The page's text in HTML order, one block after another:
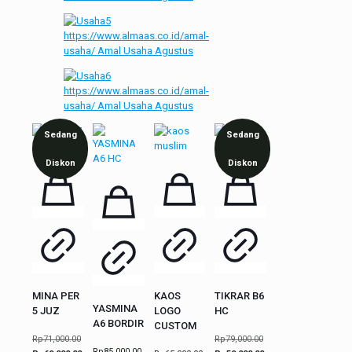
Sedang
Diskon
MINA PER
5 JUZ
Rp71,000.00Harga
YASMINA
A6 BORDIR
KAOS
LOGO
CUSTOM
Sedang
Diskon
TIKRAR B6
HC
Rp79,000.00Harga